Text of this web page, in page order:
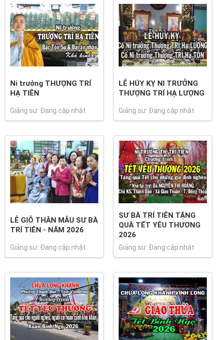
Ni trưởng THƯỢNG TRÍ
HẠ TIÊN
Giảng sư: Đang cập nhật
LỄ HÚY KỴ NI TRƯỞNG
THƯỢNG TRÍ HẠ LƯỢNG
Giảng sư: Đang cập nhật
LỄ GIỖ THÂN MẪU SƯ BÀ
TRÍ TIÊN - NĂM 2026
Giảng sư: Đang cập nhật
SƯ BÀ TRÍ TIÊN TẶNG
QUÀ TẾT YÊU THƯƠNG
2026
Giảng sư: Đang cập nhật